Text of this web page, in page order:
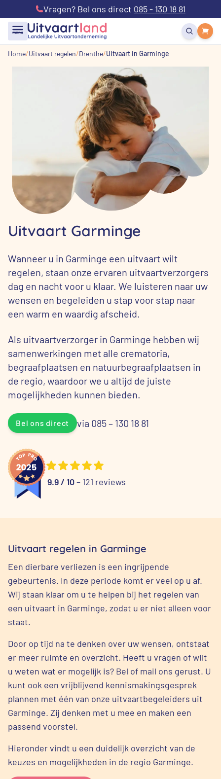
Vragen? Bel ons direct 085 - 130 18 81
menu
Home Uitvaart regelen Drenthe Uitvaart in Garminge
Uitvaart Garminge
Wanneer u in Garminge een uitvaart wilt
regelen, staan onze ervaren uitvaartverzorgers
dag en nacht voor u klaar. We luisteren naar uw
wensen en begeleiden u stap voor stap naar
een warm en waardig afscheid.
Als uitvaartverzorger in Garminge hebben wij
samenwerkingen met alle crematoria,
begraafplaatsen en natuurbegraafplaatsen in
de regio, waardoor we u altijd de juiste
mogelijkheden kunnen bieden.
Bel ons direct via 085 – 130 18 81
9.9 / 10– 121 reviews
Uitvaart regelen in Garminge
Een dierbare verliezen is een ingrijpende
gebeurtenis. In deze periode komt er veel op u af.
Wij staan klaar om u te helpen bij het regelen van
een uitvaart in Garminge, zodat u er niet alleen voor
staat.
Door op tijd na te denken over uw wensen, ontstaat
er meer ruimte en overzicht. Heeft u vragen of wilt
u weten wat er mogelijk is? Bel of mail ons gerust. U
kunt ook een vrijblijvend kennismakingsgesprek
plannen met één van onze uitvaartbegeleiders uit
Garminge. Zij denken met u mee en maken een
passend voorstel.
Hieronder vindt u een duidelijk overzicht van de
keuzes en mogelijkheden in de regio Garminge.